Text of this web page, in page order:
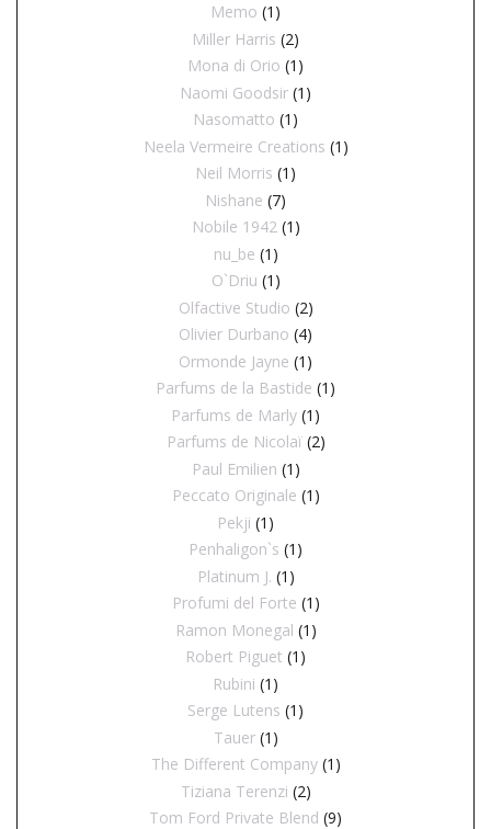
Memo (1)
Miller Harris (2)
Mona di Orio (1)
Naomi Goodsir (1)
Nasomatto (1)
Neela Vermeire Creations (1)
Neil Morris (1)
Nishane (7)
Nobile 1942 (1)
nu_be (1)
O`Driu (1)
Olfactive Studio (2)
Olivier Durbano (4)
Ormonde Jayne (1)
Parfums de la Bastide (1)
Parfums de Marly (1)
Parfums de Nicolaï (2)
Paul Emilien (1)
Peccato Originale (1)
Pekji (1)
Penhaligon`s (1)
Platinum J. (1)
Profumi del Forte (1)
Ramon Monegal (1)
Robert Piguet (1)
Rubini (1)
Serge Lutens (1)
Tauer (1)
The Different Company (1)
Tiziana Terenzi (2)
Tom Ford Private Blend (9)